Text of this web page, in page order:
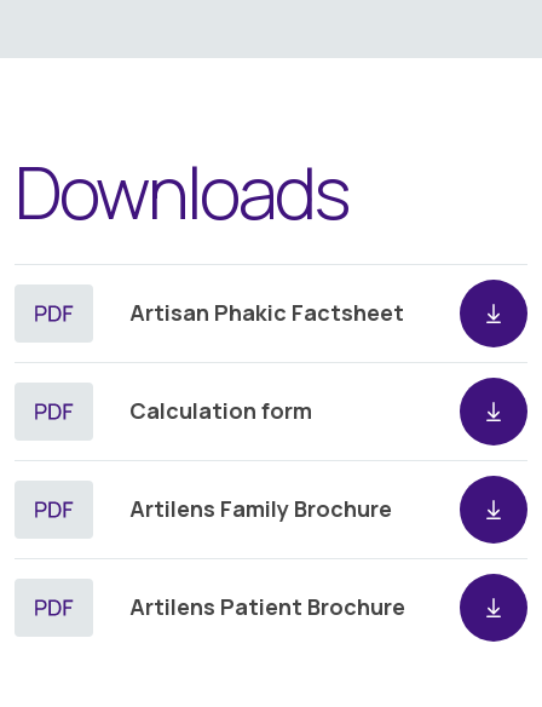
Downloads
Artisan Phakic Factsheet
Calculation form
Artilens Family Brochure
Artilens Patient Brochure